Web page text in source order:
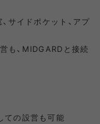
サイドポケット、アプ
も、MIDGARDと接続
ての設営も可能